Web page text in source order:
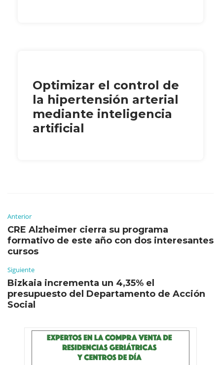
Optimizar el control de
la hipertensión arterial
mediante inteligencia
artificial
Anterior
CRE Alzheimer cierra su programa
formativo de este año con dos interesantes
cursos
Siguiente
Bizkaia incrementa un 4,35% el
presupuesto del Departamento de Acción
Social